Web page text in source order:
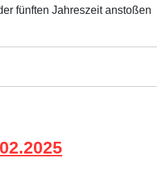
fünften Jahreszeit anstoßen